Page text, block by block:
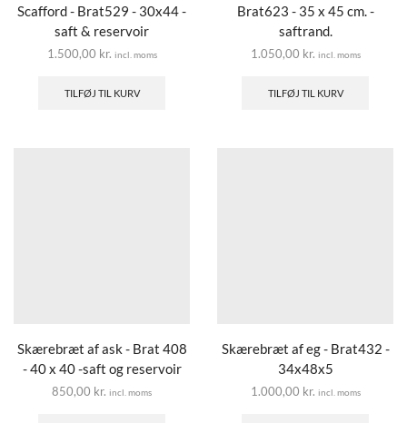
Scafford - Brat529 - 30x44 -
saft & reservoir
1.500,00 kr. incl. moms
TILFØJ TIL KURV
Brat623 - 35 x 45 cm. -
saftrand.
1.050,00 kr. incl. moms
TILFØJ TIL KURV
Skærebræt af ask - Brat 408
- 40 x 40 -saft og reservoir
850,00 kr. incl. moms
Skærebræt af eg - Brat432 -
34x48x5
1.000,00 kr. incl. moms